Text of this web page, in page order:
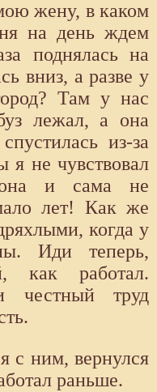
жену, в каком
на день ждем
поднялась на
вниз, а разве у
Там у нас
лежал, а она
из-за
я не чувствовал
она и сама не
лет! Как же
когда у
Иди теперь,
как работал.
честный труд
с ним, вернулся
раньше.